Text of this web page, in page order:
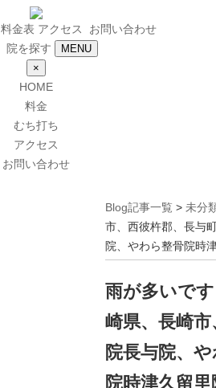
料金表 アクセス
お問い合わせ
院を探す
MENU
×
HOME
料金
むち打ち
アクセス
お問い合わせ
Blog記事一覧 > 未分
市、西彼杵郡、長与
院、やわら整骨院時
雨が多いで
崎県、長崎
院長与院、
院時津久留